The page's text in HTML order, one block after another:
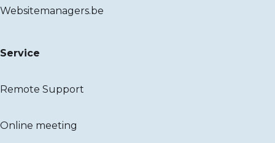
Websitemanagers.be
Service
Remote Support
Online meeting